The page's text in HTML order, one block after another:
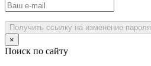
Получить ссылку на изменение пароля
×
Поиск по сайту